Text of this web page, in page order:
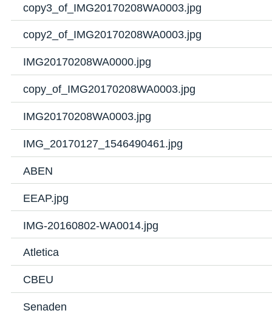
copy3_of_IMG20170208WA0003.jpg
copy2_of_IMG20170208WA0003.jpg
IMG20170208WA0000.jpg
copy_of_IMG20170208WA0003.jpg
IMG20170208WA0003.jpg
IMG_20170127_1546490461.jpg
ABEN
EEAP.jpg
IMG-20160802-WA0014.jpg
Atletica
CBEU
Senaden